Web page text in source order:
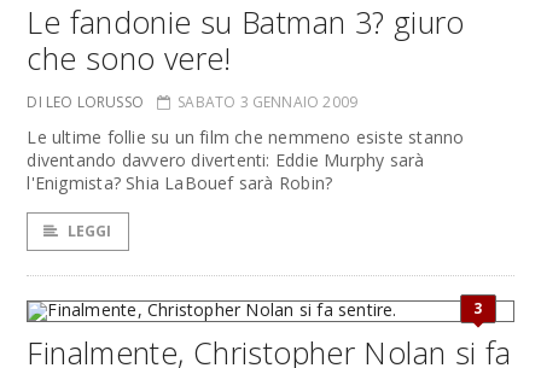
Le fandonie su Batman 3? giuro
che sono vere!
DI LEO LORUSSO SABATO 3 GENNAIO 2009
Le ultime follie su un film che nemmeno esiste stanno
diventando davvero divertenti: Eddie Murphy sarà
l'Enigmista? Shia LaBouef sarà Robin?
LEGGI
3
Finalmente, Christopher Nolan si fa